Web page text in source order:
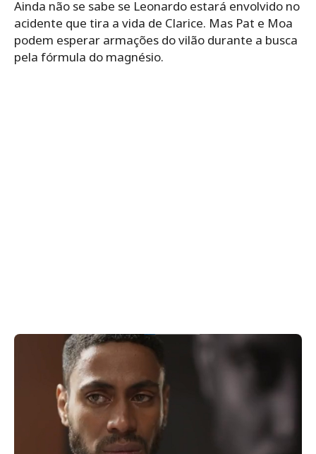
Ainda não se sabe se Leonardo estará envolvido no
acidente que tira a vida de Clarice. Mas Pat e Moa
podem esperar armações do vilão durante a busca
pela fórmula do magnésio.